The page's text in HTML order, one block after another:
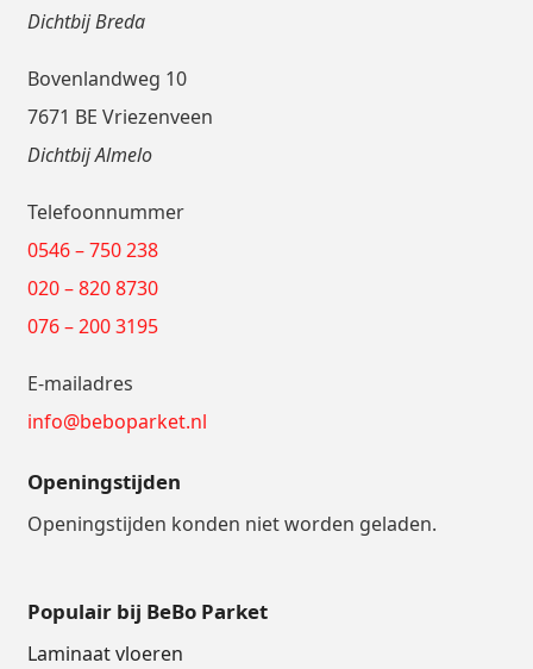
Dichtbij Breda
Bovenlandweg 10
7671 BE Vriezenveen
Dichtbij Almelo
Telefoonnummer
0546 – 750 238
020 – 820 8730
076 – 200 3195
E-mailadres
info@beboparket.nl
Openingstijden
Openingstijden konden niet worden geladen.
Populair bij BeBo Parket
Laminaat vloeren